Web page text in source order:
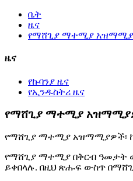
ቤት
ዜና
የማሸጊያ ማተሚያ
ዜና
የኩባንያ ዜና
የኢንዱስትሪ ዜና
የማሸጊያ ማተሚያ
የማሸጊያ ማተሚያ አዝማሚያዎች፡
የማሸጊያ ማተሚያ በቅርብ ዓመታት
ይቀበላሉ. በዚህ ጽሑፍ ውስጥ